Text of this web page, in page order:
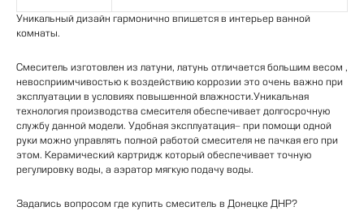
Уникальный дизайн гармонично впишется в интерьер ванной
комнаты.
Смеситель изготовлен из латуни, латунь отличается большим весом ,
невосприимчивостью к воздействию коррозии это очень важно при
эксплуатации в условиях повышенной влажности.Уникальная
технология производства смесителя обеспечивает долгосрочную
службу данной модели. Удобная эксплуатация- при помощи одной
руки можно управлять полной работой смесителя не пачкая его при
этом. Керамический картридж который обеспечивает точную
регулировку воды, а аэратор мягкую подачу воды.
Задались вопросом где купить смеситель в Донецке ДНР?